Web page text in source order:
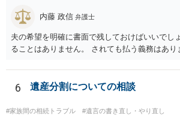
がありえますが、その予防方法は、遺言者と面
難しいです。
内藤 政信 弁護士
夫の希望を明確に書面で残しておけばいいでし
ることはありません。 されても払う義務はあり
6 遺産分割についての相談
#家族間の相続トラブル #遺言の書き直し・やり直し